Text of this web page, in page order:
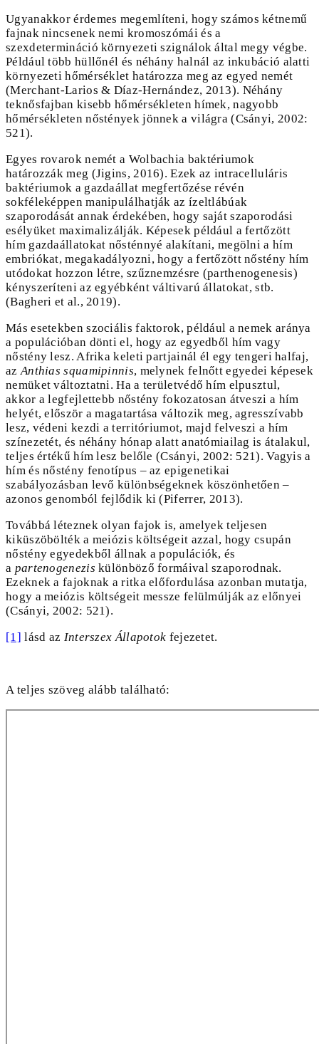
Ugyanakkor érdemes megemlíteni, hogy számos kétnemű
fajnak nincsenek nemi kromoszómái és a
szexdetermináció környezeti szignálok által megy végbe.
Például több hüllőnél és néhány halnál az inkubáció alatti
környezeti hőmérséklet határozza meg az egyed nemét
(Merchant-Larios & Díaz-Hernández, 2013). Néhány
teknősfajban kisebb hőmérsékleten hímek, nagyobb
hőmérsékleten nőstények jönnek a világra (Csányi, 2002:
521).
Egyes rovarok nemét a Wolbachia baktériumok
határozzák meg (Jigins, 2016). Ezek az intracelluláris
baktériumok a gazdaállat megfertőzése révén
sokféleképpen manipulálhatják az ízeltlábúak
szaporodását annak érdekében, hogy saját szaporodási
esélyüket maximalizálják. Képesek például a fertőzött
hím gazdaállatokat nősténnyé alakítani, megölni a hím
embriókat, megakadályozni, hogy a fertőzött nőstény hím
utódokat hozzon létre, szűznemzésre (parthenogenesis)
kényszeríteni az egyébként váltivarú állatokat, stb.
(Bagheri et al., 2019).
Más esetekben szociális faktorok, például a nemek aránya
a populációban dönti el, hogy az egyedből hím vagy
nőstény lesz. Afrika keleti partjainál él egy tengeri halfaj,
az Anthias squamipinnis, melynek felnőtt egyedei képesek
nemüket változtatni. Ha a területvédő hím elpusztul,
akkor a legfejlettebb nőstény fokozatosan átveszi a hím
helyét, először a magatartása változik meg, agresszívabb
lesz, védeni kezdi a territóriumot, majd felveszi a hím
színezetét, és néhány hónap alatt anatómiailag is átalakul,
teljes értékű hím lesz belőle (Csányi, 2002: 521). Vagyis a
hím és nőstény fenotípus – az epigenetikai
szabályozásban levő különbségeknek köszönhetően –
azonos genomból fejlődik ki (Piferrer, 2013).
Továbbá léteznek olyan fajok is, amelyek teljesen
kiküszöbölték a meiózis költségeit azzal, hogy csupán
nőstény egyedekből állnak a populációk, és
a partenogenezis különböző formáival szaporodnak.
Ezeknek a fajoknak a ritka előfordulása azonban mutatja,
hogy a meiózis költségeit messze felülmúlják az előnyei
(Csányi, 2002: 521).
[1] lásd az Interszex Állapotok fejezetet.
A teljes szöveg alább található: